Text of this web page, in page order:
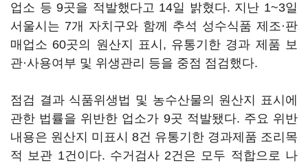
업소 등 9곳을 적발했다고 14일 밝혔다. 지난 1~3일
서울시는 7개 자치구와 함께 추석 성수식품 제조·판
매업소 60곳의 원산지 표시, 유통기한 경과 제품 보
관·사용여부 및 위생관리 등을 중점 점검했다.
점검 결과 식품위생법 및 농수산물의 원산지 표시에
관한 법률을 위반한 업소가 9곳 적발됐다. 주요 위반
내용은 원산지 미표시 8건 유통기한 경과제품 조리목
적 보관 1건이다. 수거검사 2건은 모두 적합으로 나